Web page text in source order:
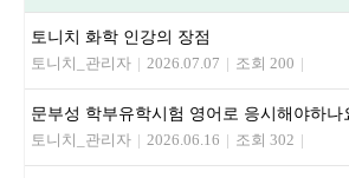
토니치 화학 인강의 장점
토니치_관리자 | 2026.07.07 | 조회 200 |
토니치_관리자 | 2026.06.16 | 조회 302 |